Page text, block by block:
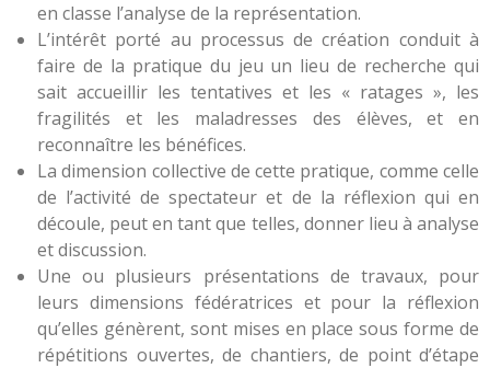
en classe l’analyse de la représentation.
L’intérêt porté au processus de création conduit à
faire de la pratique du jeu un lieu de recherche qui
sait accueillir les tentatives et les « ratages », les
fragilités et les maladresses des élèves, et en
reconnaître les bénéfices.
La dimension collective de cette pratique, comme celle
de l’activité de spectateur et de la réflexion qui en
découle, peut en tant que telles, donner lieu à analyse
et discussion.
Une ou plusieurs présentations de travaux, pour
leurs dimensions fédératrices et pour la réflexion
qu’elles génèrent, sont mises en place sous forme de
répétitions ouvertes, de chantiers, de point d’étape